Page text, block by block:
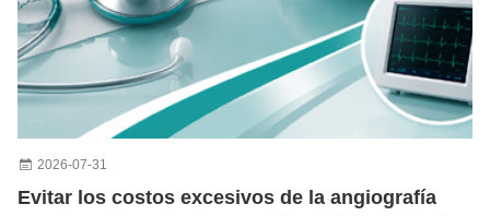
2026-07-31
Evitar los costos excesivos de la angiografía